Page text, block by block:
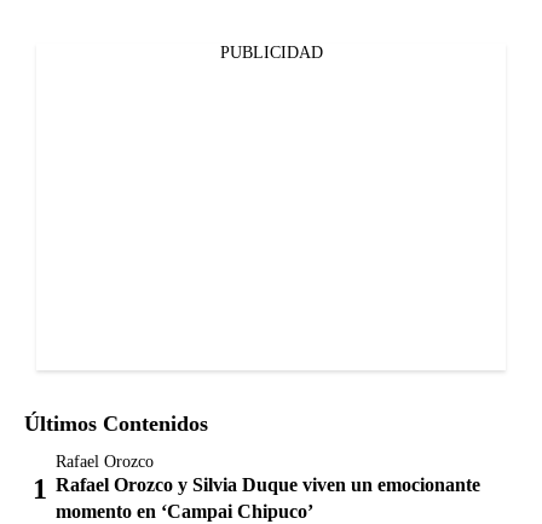
PUBLICIDAD
Últimos Contenidos
Rafael Orozco
Rafael Orozco y Silvia Duque viven un emocionante
momento en ‘Campai Chipuco’